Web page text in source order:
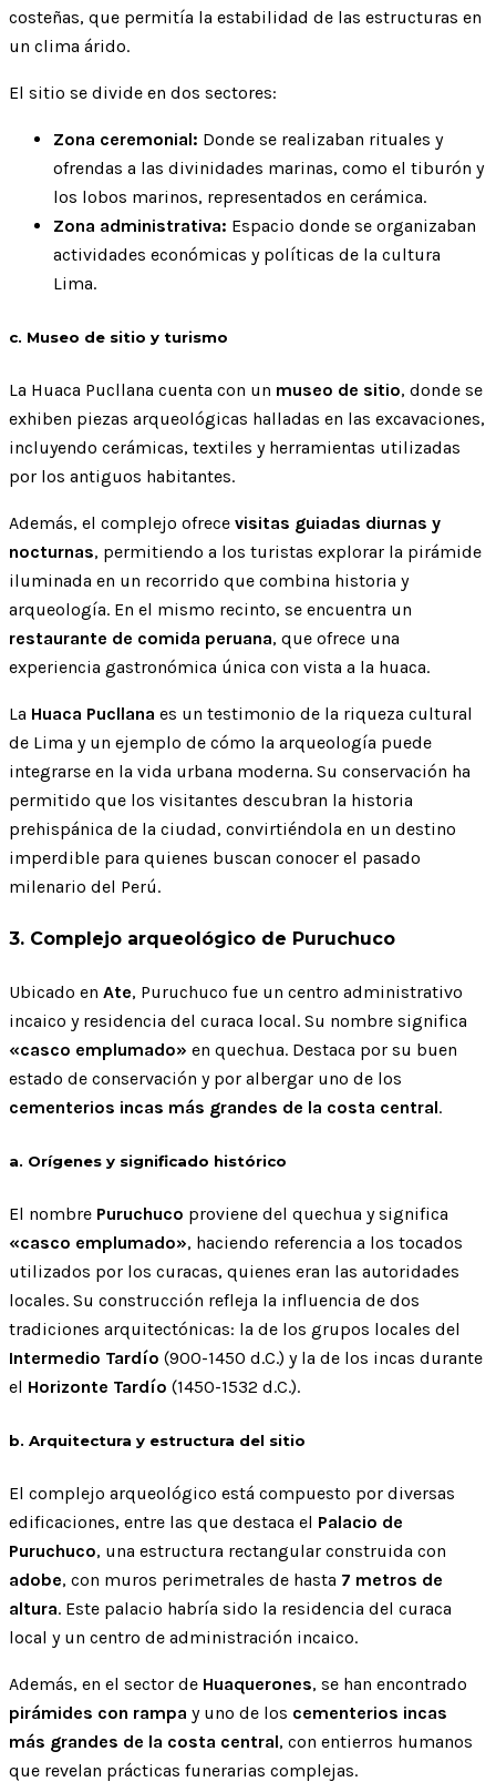
costeñas, que permitía la estabilidad de las estructuras en
un clima árido.
El sitio se divide en dos sectores:
Zona ceremonial: Donde se realizaban rituales y
ofrendas a las divinidades marinas, como el tiburón y
los lobos marinos, representados en cerámica.
Zona administrativa: Espacio donde se organizaban
actividades económicas y políticas de la cultura
Lima.
c. Museo de sitio y turismo
La Huaca Pucllana cuenta con un museo de sitio, donde se
exhiben piezas arqueológicas halladas en las excavaciones,
incluyendo cerámicas, textiles y herramientas utilizadas
por los antiguos habitantes.
Además, el complejo ofrece visitas guiadas diurnas y
nocturnas, permitiendo a los turistas explorar la pirámide
iluminada en un recorrido que combina historia y
arqueología. En el mismo recinto, se encuentra un
restaurante de comida peruana, que ofrece una
experiencia gastronómica única con vista a la huaca.
La Huaca Pucllana es un testimonio de la riqueza cultural
de Lima y un ejemplo de cómo la arqueología puede
integrarse en la vida urbana moderna. Su conservación ha
permitido que los visitantes descubran la historia
prehispánica de la ciudad, convirtiéndola en un destino
imperdible para quienes buscan conocer el pasado
milenario del Perú.
3. Complejo arqueológico de Puruchuco
Ubicado en Ate, Puruchuco fue un centro administrativo
incaico y residencia del curaca local. Su nombre significa
«casco emplumado» en quechua. Destaca por su buen
estado de conservación y por albergar uno de los
cementerios incas más grandes de la costa central.
a. Orígenes y significado histórico
El nombre Puruchuco proviene del quechua y significa
«casco emplumado», haciendo referencia a los tocados
utilizados por los curacas, quienes eran las autoridades
locales. Su construcción refleja la influencia de dos
tradiciones arquitectónicas: la de los grupos locales del
Intermedio Tardío (900-1450 d.C.) y la de los incas durante
el Horizonte Tardío (1450-1532 d.C.).
b. Arquitectura y estructura del sitio
El complejo arqueológico está compuesto por diversas
edificaciones, entre las que destaca el Palacio de
Puruchuco, una estructura rectangular construida con
adobe, con muros perimetrales de hasta 7 metros de
altura. Este palacio habría sido la residencia del curaca
local y un centro de administración incaico.
Además, en el sector de Huaquerones, se han encontrado
pirámides con rampa y uno de los cementerios incas
más grandes de la costa central, con entierros humanos
que revelan prácticas funerarias complejas.